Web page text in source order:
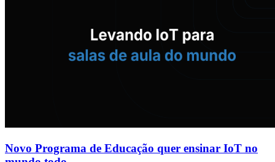
Novo Programa de Educação quer ensinar IoT no